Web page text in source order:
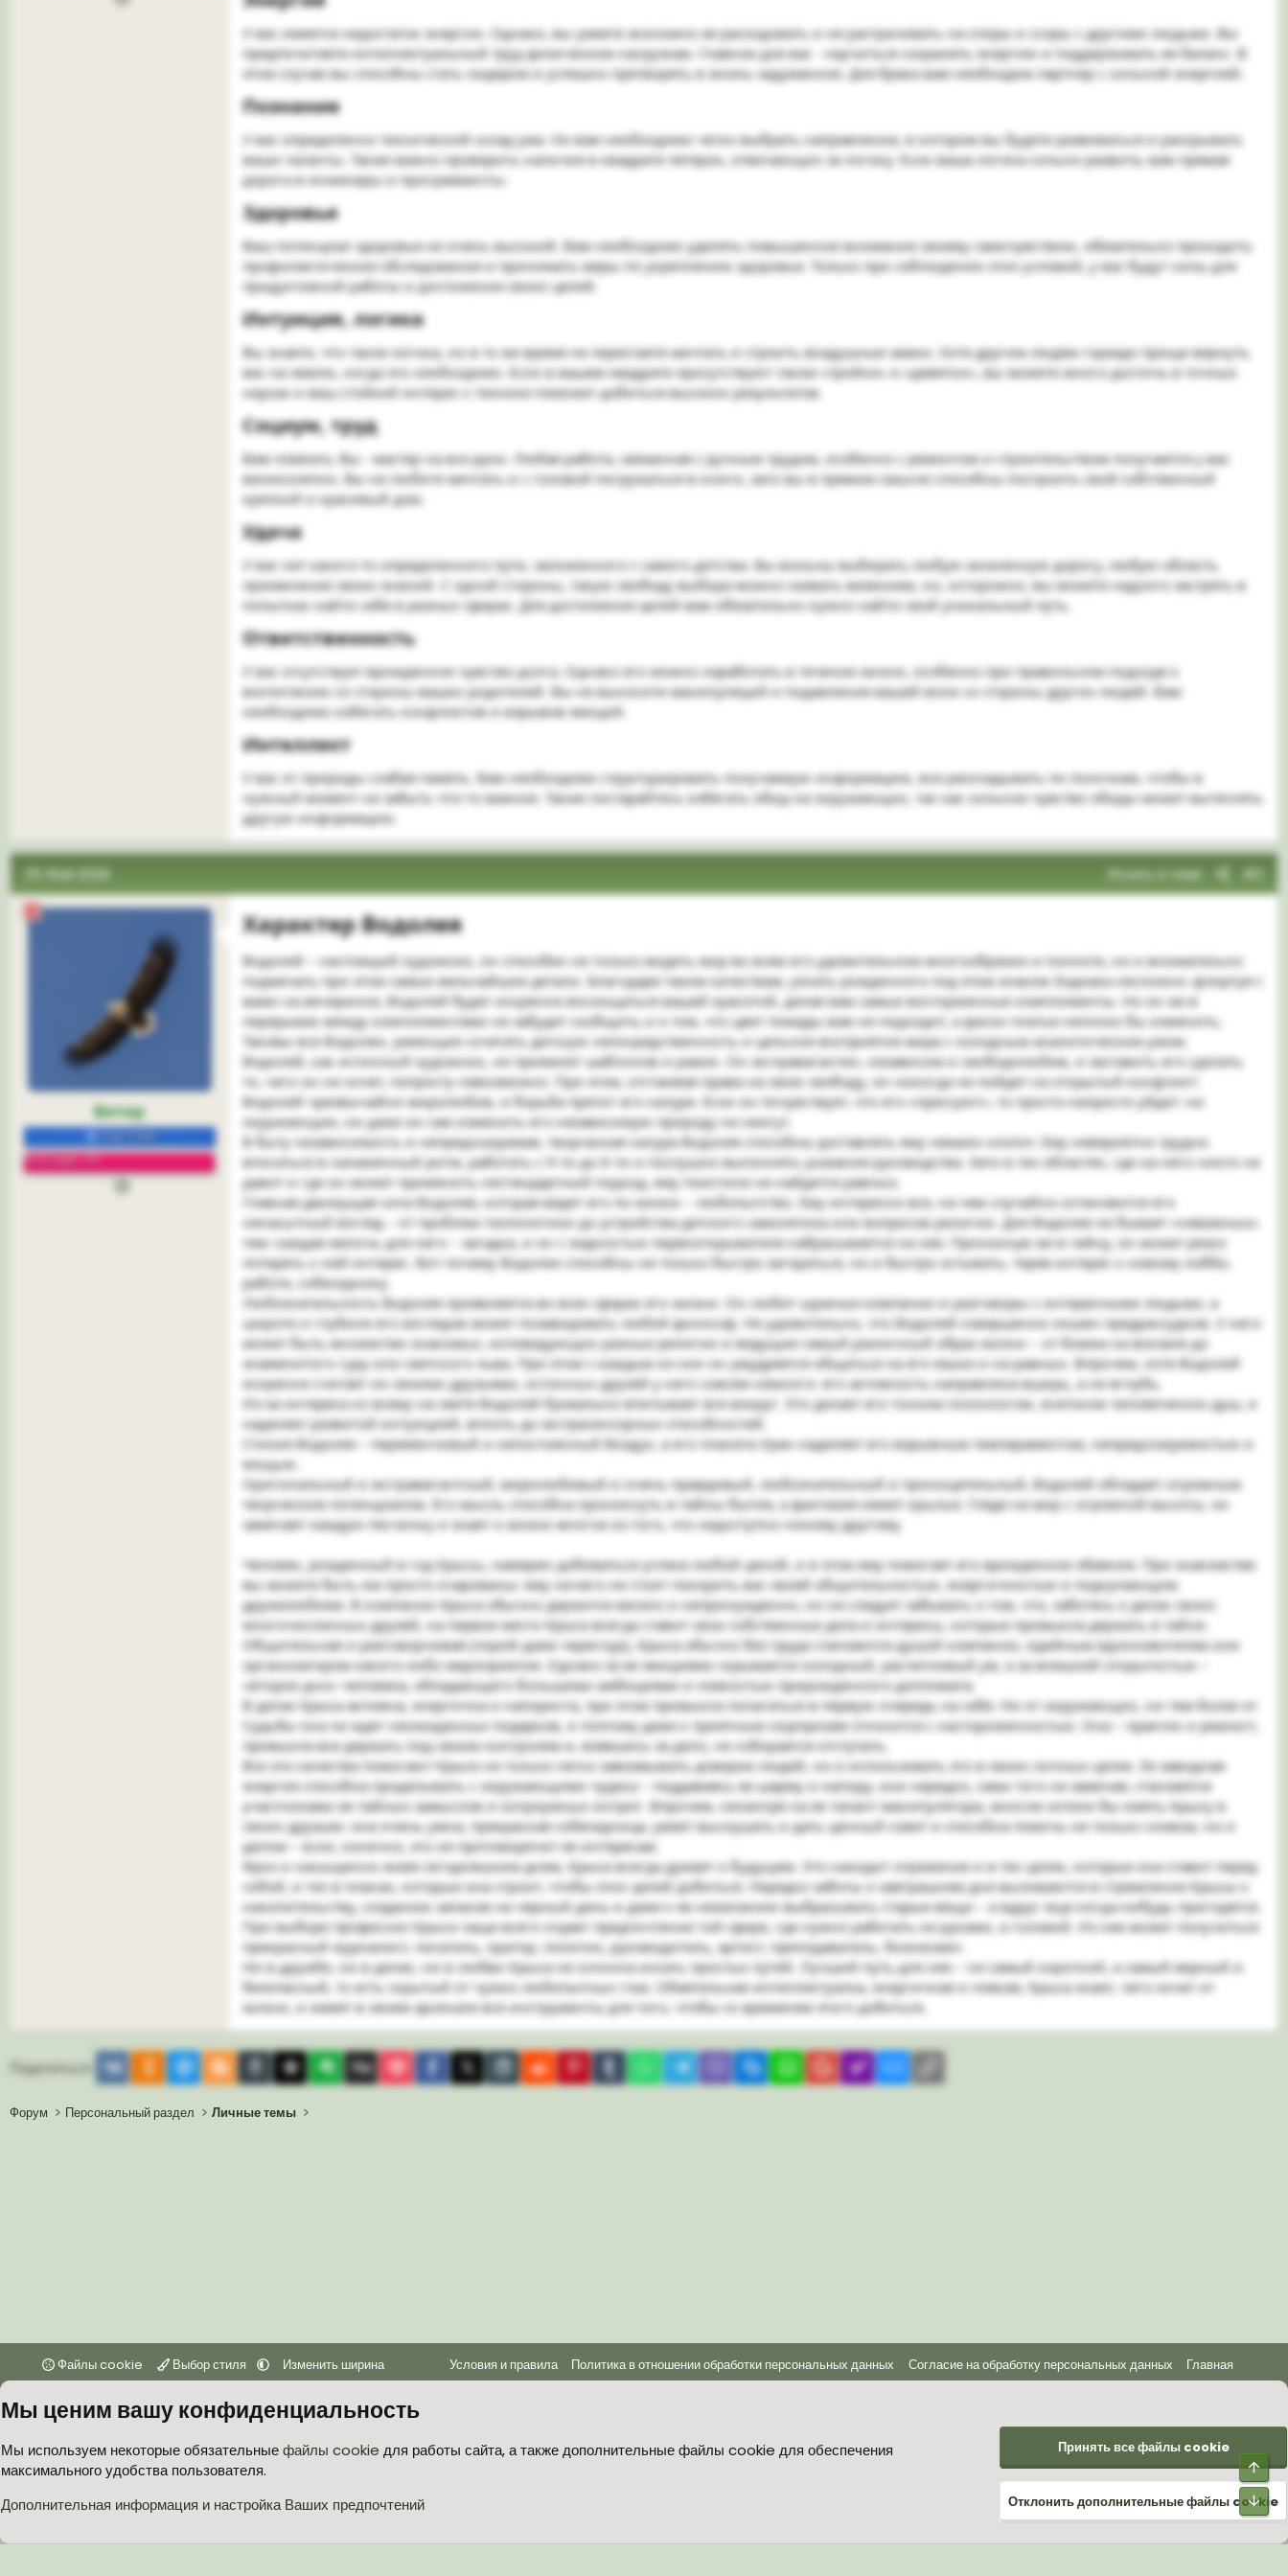
У вас имеется недостаток энергии. Однако, вы умеете экономно ее расходовать и не растрачивать на споры и ссоры с другими людьми. Вы
предпочитаете интеллектуальный труд физическим нагрузкам. Главное для вас - научиться сохранять энергию и поддерживать ее баланс. В
этом случае вы способны стать лидером и успешно претворять в жизнь задуманное. Для брака вам необходим партнер с сильной энергией.
Познание​
У вас определенно технический склад ума. Но вам необходимо четко выбрать направление, в котором вы будете развиваться и раскрывать
ваши таланты. Также важно проверить наличие в квадрате пятерок, отвечающих за логику. Если ваша логика сильно развита, вам прямая
дорога в инженеры и программисты.
Здоровье​
Ваш потенциал здоровья не очень высокий. Вам необходимо уделять повышенное внимание своему самочувствию, обязательно проходить
профилактические обследования и принимать меры по укреплению здоровья. Только при соблюдении этих условий, у вас будут силы для
продуктивной работы и достижения своих целей.
Интуиция, логика​
Вы знаете, что такое логика, но в то же время не перестаете мечтать и строить воздушные замки. Хотя другим людям гораздо проще вернуть
вас на землю, когда это необходимо. Если в вашем квадрате присутствуют также «тройки» и «девятки», вы можете много достичь в точных
науках и ваш стойкий интерес к технике поможет добиться высоких результатов.
Социум, труд​
Вам повезло, Вы - мастер на все руки. Любая работа, связанная с ручным трудом, особенно с ремонтом и строительством получается у вас
великолепно. Вы не любите мечтать и с головой погружаться в книги, зато вы в прямом смысле способны построить свой собственный
крепкий и красивый дом.
Удача​
У вас нет какого-то определенного пути, заложенного с самого детства. Вы вольны выбирать любую жизненную дорогу, любую область
применения своих знаний. С одной стороны, такую свободу выбора можно назвать везением, но, осторожно, вы можете надолго застрять в
попытках найти себя в разных сферах. Для достижения целей вам обязательно нужно найти свой уникальный путь.
Ответственность​
У вас отсутствует врожденное чувство долга. Однако его можно наработать в течение жизни, особенно при правильном подходе к
воспитанию со стороны ваших родителей. Вы не выносите манипуляций и подавления вашей воли со стороны других людей. Вам
необходимо избегать конфликтов и взрывов эмоций.
Интеллект​
У вас от природы слабая память. Вам необходимо структурировать получаемую информацию, все раскладывать по полочкам, чтобы в
нужный момент не забыть что-то важное. Также постарайтесь избегать обид на окружающих, так как сильное чувство обиды может вытеснять
другую информацию.
25 Май 2026 Искать в теме #2
Ветер
УЧАСТНИК
Репутация: 2%
Характер Водолея​
Водолей – настоящий художник, он способен не только видеть мир во всем его удивительном многообразии и полноте, но и внимательно
подмечать при этом самые мельчайшие детали. Благодаря таким качествам, узнать рожденного под этим знаком Зодиака несложно: флиртуя с
вами на вечеринке, Водолей будет искренне восхищаться вашей красотой, делая вам самые восторженные комплименты. Но он же в
перерывах между комплиментами не забудет сообщить и о том, что цвет помады вам не подходит, а фасон платья неплохо бы изменить.
Таковы все Водолеи, умеющие сочетать детскую непосредственность и цельное восприятие мира с холодным аналитическим умом.
Водолей, как истинный художник, не приемлет шаблонов и рамок. Он экстравагантен, независим и свободолюбив, и заставить его сделать
то, чего он не хочет, попросту невозможно. При этом, отстаивая права на свою свободу, он никогда не пойдет на открытый конфликт:
Водолей чрезвычайно миролюбив, и борьба претит его натуре. Если он почувствует, что его «прессуют», то просто-напросто уйдет: ни
окружающие, ни даже он сам изменить его независимую природу не смогут.
В быту независимость и непредсказуемая, творческая натура Водолея способны доставлять ему немало хлопот. Ему невероятно трудно
вписаться в налаженный ритм, работать с 9-ти до 6-ти и послушно выполнять указания руководства. Зато в тех областях, где на него никто не
давит и где он может применить нестандартный подход, ему поистине не найдется равных.
Главная движущая сила Водолея, которая ведет его по жизни – любопытство. Ему интересно все, на чем случайно остановится его
ненасытный взгляд – от проблем геополитики до устройства детского самолетика или вопросов религии. Для Водолея не бывает «неважных»
тем: каждая мелочь для него – загадка, и он с жадностью первооткрывателя набрасывается на нее. Проникнув же в тайну, он может резко
потерять к ней интерес. Вот почему Водолеи способны не только быстро загораться, но и быстро остывать, теряя интерес к новому хобби,
работе, собеседнику.
Любознательность Водолея проявляется во всех сферах его жизни. Он любит шумные компании и разговоры с интересными людьми, а
широте и глубине его взглядов может позавидовать любой философ. Не удивительно, что Водолей совершенно лишен предрассудков. У него
может быть множество знакомых, исповедующих разные религии и ведущие самый различный образ жизни – от бомжа на вокзале до
знаменитого гуру или светского льва. При этом с каждым из них он умудряется общаться на его языке и на равных. Впрочем, хотя Водолей
искренне считает их своими друзьями, истинных друзей у него совсем немного: его активность направлена вширь, а не вглубь.
Из-за интереса ко всему на свете Водолей буквально впитывает все вокруг. Это делает его тонким психологом, знатоком человеческих душ, и
наделяет развитой интуицией, вплоть до экстрасенсорных способностей.
Стихия Водолея – переменчивый и непостоянный Воздух, а его планета Уран наделяет его взрывным темпераментом, непредсказуемостью и
мощью.
Оригинальный и экстравагантный, миролюбивый и очень правдивый, любознательный и проницательный, Водолей обладает огромным
творческим потенциалом. Его мысль способна проникнуть в тайны бытия, а фантазия имеет крылья. Глядя на мир с огромной высоты, он
замечает каждую песчинку и знает о жизни многое из того, что недоступно никому другому.
Человек, рожденный в год Крысы, намерен добиваться успеха любой ценой, и в этом ему помогает его врожденное обаяние. При знакомстве
вы можете быть им просто очарованы: ему ничего не стоит покорить вас своей общительностью, энергичностью и подкупающим
дружелюбием. В компании Крыса обычно держится весело и непринужденно, но не следует забывать о том, что, заботясь о делах своих
многочисленных друзей, на первое место Крыса всегда ставит свои собственные дела и интересы, которые привыкла держать в тайне.
Общительная и разговорчивая (порой даже чересчур), Крыса обычно без труда становится душой компании, идейным вдохновителем или
организатором какого-либо мероприятия. Однако за ее эмоциями скрывается холодный, расчетливый ум, а за внешней открытостью –
«второе дно» человека, обладающего большими амбициями и ловкостью прирожденного дипломата.
В делах Крыса активна, энергична и напориста, при этом привыкла полагаться в первую очередь на себя. Ни от окружающих, ни тем более от
Судьбы она не ждет неожиданных подарков, и поэтому даже к приятным сюрпризам относится с настороженностью. Она – практик и реалист,
привыкла все держать под своим контролем и, взявшись за дело, не собирается отступать.
Все эти качества помогают Крысе не только легко завоевывать доверие людей, но и использовать это в своих личных целях. Ее заводная
энергия способна проделывать с окружающими чудеса – поддаваясь ее шарму и напору, они нередко, сами того не замечая, становятся
участниками ее тайных замыслов и хитроумных интриг. Впрочем, несмотря на ее талант манипулятора, многие хотели бы иметь Крысу в
своих друзьях: она очень умна, прекрасная собеседница, умеет выслушать и дать ценный совет и способна помочь не только словом, но и
делом – если, конечно, это не противоречит ее интересам.
Ярко и насыщенно живя сегодняшним днем, Крыса всегда думает о будущем. Это находит отражение и в тех целях, которые она ставит перед
собой, и тех в планах, которые она строит, чтобы этих целей добиться. Нередко заботы о завтрашнем дне выливаются в стремление Крысы к
накопительству, созданию запасов на черный день и даже к ее нежеланию выбрасывать старые вещи – а вдруг еще когда-нибудь пригодятся.
При выборе профессии Крыса чаще всего отдает предпочтение той сфере, где нужно работать не руками, а головой. Из нее может получиться
прекрасный журналист, писатель, оратор, политик, руководитель, артист, преподаватель, бизнесмен.
Ни в дружбе, ни в делах, ни в любви Крыса не склонна искать простых путей. Лучший путь для нее – не самый короткий, а самый верный и
безопасный, то есть скрытый от чужих любопытных глаз. Обаятельная интеллектуалка, энергичная и ловкая, Крыса знает, чего хочет от
жизни, и имеет в своем арсенале все инструменты для того, чтобы со временем этого добиться.
Поделиться: VkontakteOdnoklassniki
Mail.ru BloggerBuffer DiasporaEvernote
Digg GetpocketFacebook LinkedInReddit Pinterest WhatsAppTelegram
Viber Skype Gmail yahoomail
Форум Персональный раздел Личные темы
Файлы cookie Выбор стиля Изменить ширина Условия и правила Политика в отношении обработки персональных данных Согласие на обработку персональных данных Главная
Мы ценим вашу конфиденциальность
Мы используем некоторые обязательныефайлы cookie для работы сайта, а также дополнительные файлы cookie для обеспечения
максимального удобства пользователя.
Дополнительная информация и настройка Ваших предпочтений
Принять все файлы cookie
Отклонить дополнительные файлы cookie